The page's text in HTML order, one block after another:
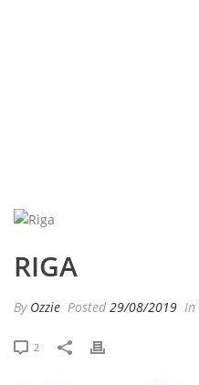
RIGA
By Ozzie Posted 29/08/2019 In
2